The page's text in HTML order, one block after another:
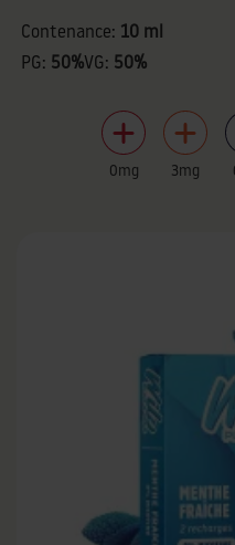
Contenance: 10 ml
PG: 50%VG: 50%
0mg 3mg